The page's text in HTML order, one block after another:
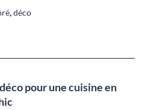
,déco
pour une cuisine en